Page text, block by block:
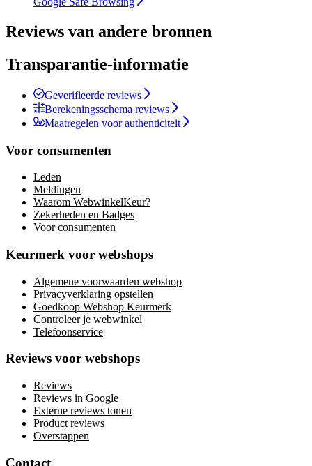
Reviews van andere bronnen
Transparantie-informatie
Geverifieerde reviews
Berekeningsschema reviews
Maatregelen voor authenticiteit
Voor consumenten
Leden
Meldingen
Waarom WebwinkelKeur?
Zekerheden en Badges
Voor consumenten
Keurmerk voor webshops
Algemene voorwaarden webshop
Privacyverklaring opstellen
Goedkoop Webshop Keurmerk
Controleer je webwinkel
Telefoonservice
Reviews voor webshops
Reviews
Reviews in Google
Externe reviews tonen
Product reviews
Overstappen
Contact